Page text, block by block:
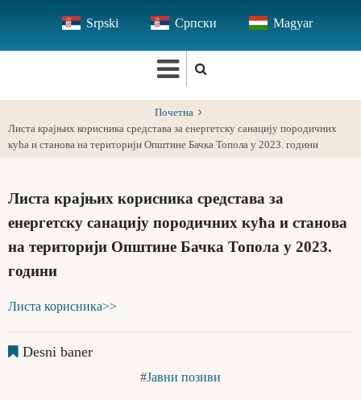
main
Srpski Српски Magyar
Почетна
Листа крајњих корисника средстава за енергетску санацију породичних
кућа и станова на територији Општине Бачка Топола у 2023. години
Листа крајњих корисника средстава за
енергетску санацију породичних кућа и станова
на територији Општине Бачка Топола у 2023.
години
Листа корисника>>
Desni baner
Јавни позиви